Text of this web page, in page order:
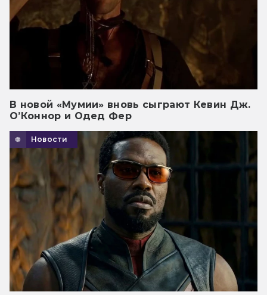
В новой «Мумии» вновь сыграют Кевин Дж.
О’Коннор и Одед Фер
Новости